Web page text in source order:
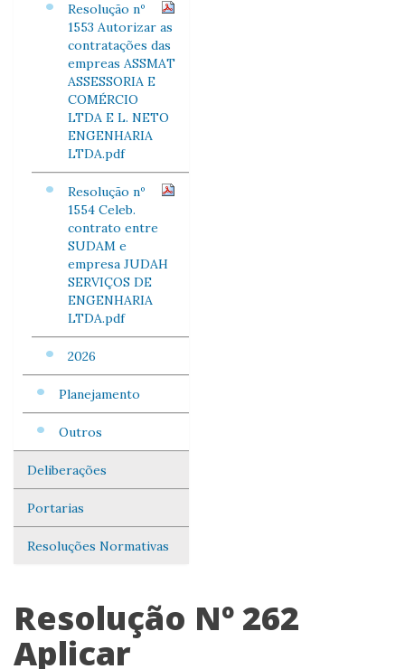
Resolução nº
1553 Autorizar as
contratações das
empreas ASSMAT
ASSESSORIA E
COMÉRCIO
LTDA E L. NETO
ENGENHARIA
LTDA.pdf
Resolução nº
1554 Celeb.
contrato entre
SUDAM e
empresa JUDAH
SERVIÇOS DE
ENGENHARIA
LTDA.pdf
2026
Planejamento
Outros
Deliberações
Portarias
Resoluções Normativas
Resolução Nº 262
Aplicar